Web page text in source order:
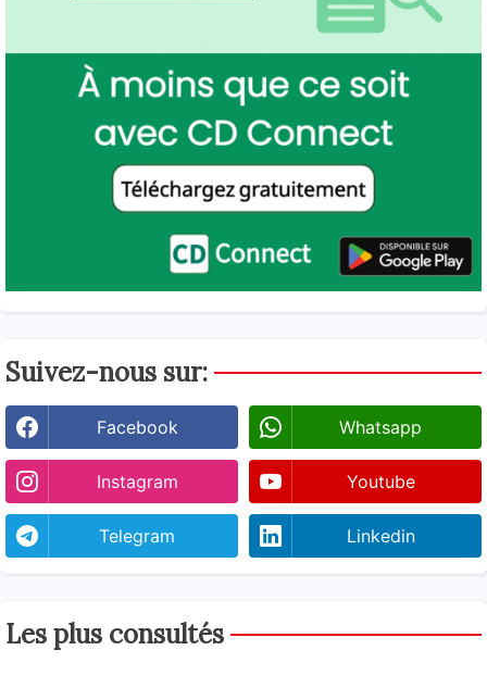
Suivez-nous sur:
Facebook Whatsapp
Instagram Youtube
Telegram Linkedin
Les plus consultés